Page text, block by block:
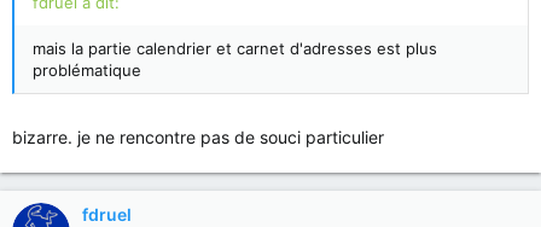
mais la partie calendrier et carnet d'adresses est plus
problématique
bizarre. je ne rencontre pas de souci particulier
fdruel